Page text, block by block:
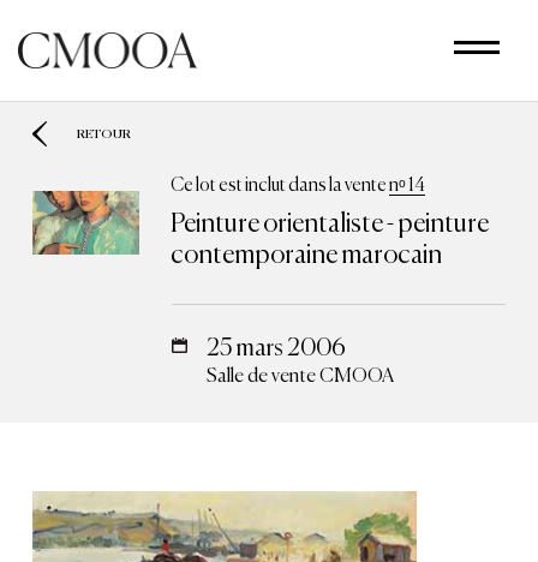
contenu
principal
RETOUR
Ce lot est inclut dans la ventenᵒ 14
Peinture orientaliste - peinture
contemporaine marocain
25 mars 2006
Salle de vente CMOOA